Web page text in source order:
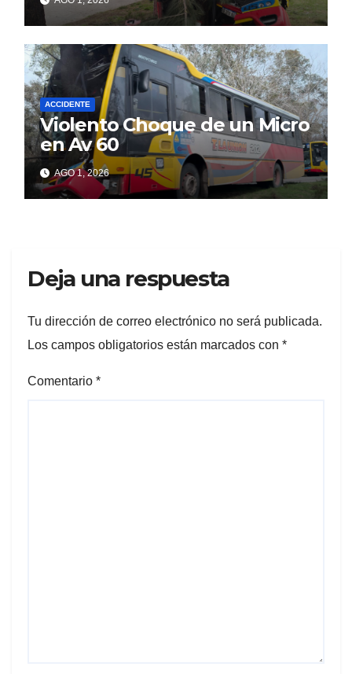
ACCIDENTE
Violento Choque de un Micro
en Av 60
AGO 1, 2026
Deja una respuesta
Tu dirección de correo electrónico no será publicada.
Los campos obligatorios están marcados con *
Comentario *